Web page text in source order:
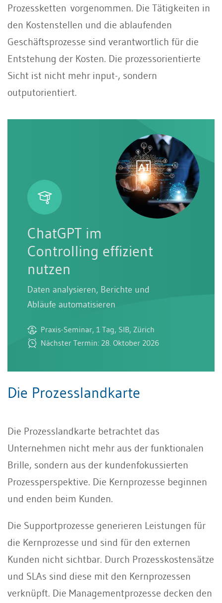
Prozessketten vorgenommen. Die Tätigkeiten in
den Kostenstellen und die ablaufenden
Geschäftsprozesse sind verantwortlich für die
Entstehung der Kosten. Die prozessorientierte
Sicht ist nicht mehr input-, sondern
outputorientiert.
ChatGPT im
Controlling effizient
nutzen
Daten analysieren, Berichte und
Abläufe automatisieren
Praxis-Seminar, 1 Tag, SIB, Zürich
Nächster Termin: 28. Oktober 2026
Die Prozesslandkarte
Die Prozesslandkarte betrachtet das
Unternehmen nicht mehr aus der funktionalen
Brille, sondern aus der kundenfokussierten
Prozessperspektive. Die Kernprozesse beginnen
und enden beim Kunden.
Die Supportprozesse generieren Leistungen für
die Kernprozesse und sind für den externen
Kunden nicht sichtbar. Durch Prozesskostensätze
und SLAs sind diese mit den Kernprozessen
verknüpft. Die Managementprozesse decken den